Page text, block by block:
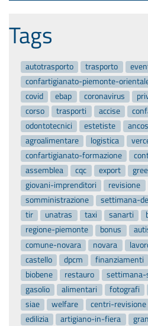
Tags
autotrasporto trasporto
confartigianato-piemonte-
covid
ebap coronavirus
corso
trasporti accise
odontotecnici
estetiste ancos
agroalimentare
logistica
confartigianato-formazione
assemblea
cqc export
giovani-imprenditori
revisione
somministrazione
settimana-
tir
unatras taxi sanarti
regione-piemonte
bonus
comune-novara
novara
castello
dpcm finanziamenti
biobene
restauro settimana-
gasolio
alimentari fotografi
siae
welfare centri-revisione
edilizia
artigiano-in-fiera